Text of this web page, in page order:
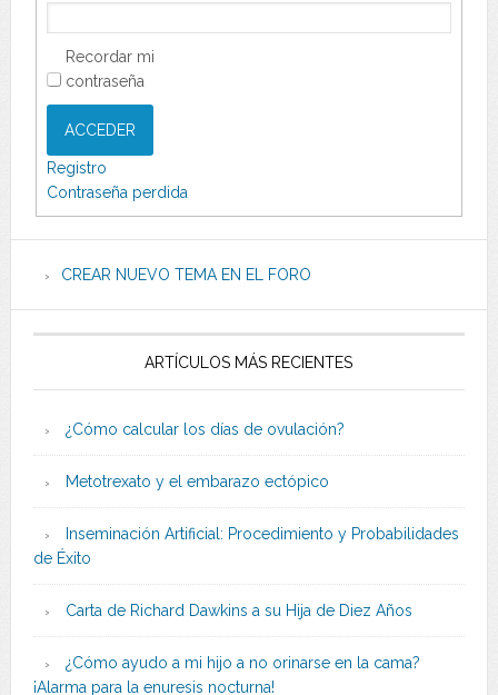
Recordar mi
contraseña
ACCEDER
Registro
Contraseña perdida
CREAR NUEVO TEMA EN EL FORO
ARTÍCULOS MÁS RECIENTES
¿Cómo calcular los días de ovulación?
Metotrexato y el embarazo ectópico
Inseminación Artificial: Procedimiento y Probabilidades
de Éxito
Carta de Richard Dawkins a su Hija de Diez Años
¿Cómo ayudo a mi hijo a no orinarse en la cama?
¡Alarma para la enuresis nocturna!